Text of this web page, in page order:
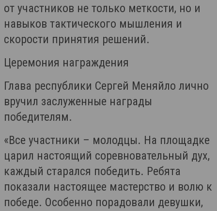
от участников не только меткости, но и
навыков тактического мышления и
скорости принятия решений.
Церемония награждения
Глава республики Сергей Меняйло лично
вручил заслуженные награды
победителям.
«Все участники – молодцы. На площадке
царил настоящий соревновательный дух,
каждый старался победить. Ребята
показали настоящее мастерство и волю к
победе. Особенно порадовали девушки,